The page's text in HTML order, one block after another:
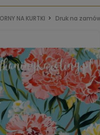
NA KURTKI Druk na